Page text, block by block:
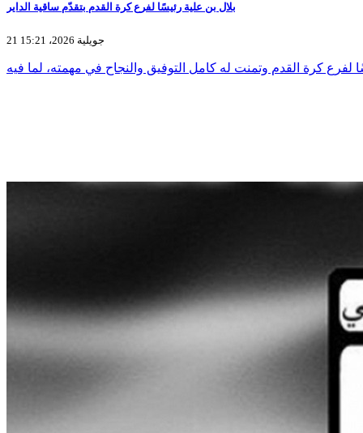
بلال بن علية رئيسًا لفرع كرة القدم بتقدّم ساقية الداير
21 جويلية 2026، 15:21